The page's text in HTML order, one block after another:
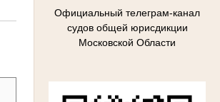
Официальный телеграм-канал
судов общей юрисдикции
Московской Области